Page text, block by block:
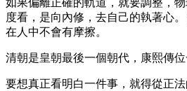
度看，是向內修，去自己的執著心
在人中不會有摩擦。
清朝是皇朝最後一個朝代，康熙傳位
要想真正看明白一件事，就得從正